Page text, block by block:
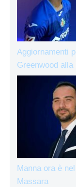
Aggiornamenti
Greenwood alla
Manna ora è
Massara